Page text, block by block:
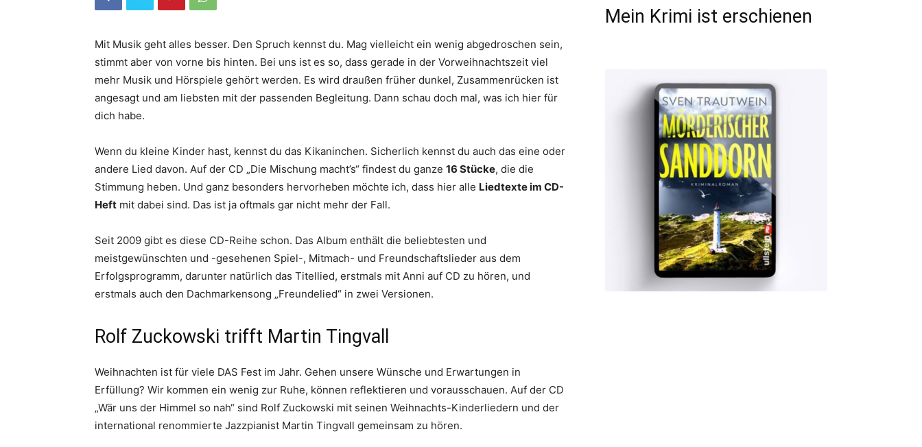
Mit Musik geht alles besser. Den Spruch kennst du. Mag vielleicht ein wenig abgedroschen sein,
stimmt aber von vorne bis hinten. Bei uns ist es so, dass gerade in der Vorweihnachtszeit viel
mehr Musik und Hörspiele gehört werden. Es wird draußen früher dunkel, Zusammenrücken ist
angesagt und am liebsten mit der passenden Begleitung. Dann schau doch mal, was ich hier für
dich habe.
Wenn du kleine Kinder hast, kennst du das Kikaninchen. Sicherlich kennst du auch das eine oder
andere Lied davon. Auf der CD „Die Mischung macht’s“ findest du ganze 16 Stücke, die die
Stimmung heben. Und ganz besonders hervorheben möchte ich, dass hier alle Liedtexte im CD-
Heft mit dabei sind. Das ist ja oftmals gar nicht mehr der Fall.
Seit 2009 gibt es diese CD-Reihe schon. Das Album enthält die beliebtesten und
meistgewünschten und -gesehenen Spiel-, Mitmach- und Freundschaftslieder aus dem
Erfolgsprogramm, darunter natürlich das Titellied, erstmals mit Anni auf CD zu hören, und
erstmals auch den Dachmarkensong „Freundelied“ in zwei Versionen.
Rolf Zuckowski trifft Martin Tingvall
Weihnachten ist für viele DAS Fest im Jahr. Gehen unsere Wünsche und Erwartungen in
Erfüllung? Wir kommen ein wenig zur Ruhe, können reflektieren und vorausschauen. Auf der CD
„Wär uns der Himmel so nah“ sind Rolf Zuckowski mit seinen Weihnachts-Kinderliedern und der
international renommierte Jazzpianist Martin Tingvall gemeinsam zu hören.
Mein Krimi ist erschienen